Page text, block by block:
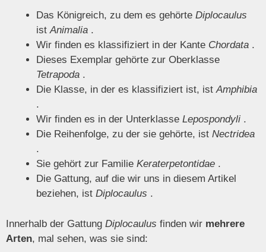
Das Königreich, zu dem es gehörte Diplocaulus
istAnimalia .
Wir finden es klassifiziert in der Kante Chordata .
Dieses Exemplar gehörte zur Oberklasse
Tetrapoda .
Die Klasse, in der es klassifiziert ist, istAmphibia
.
Wir finden es in der Unterklasse Lepospondyli .
Die Reihenfolge, zu der sie gehörte, ist Nectridea
.
Sie gehört zur Familie Keraterpetontidae .
Die Gattung, auf die wir uns in diesem Artikel
beziehen, ist Diplocaulus .
Innerhalb der Gattung Diplocaulus finden wir mehrere
Arten, mal sehen, was sie sind: